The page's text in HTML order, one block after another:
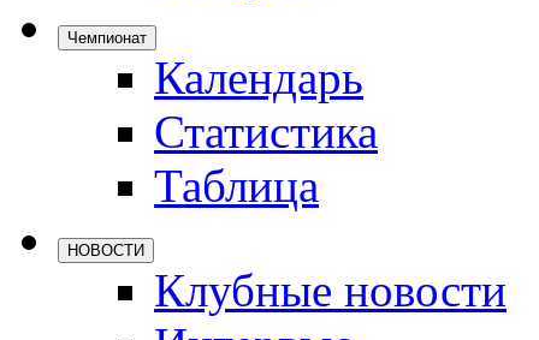
Чемпионат
Календарь
Статистика
Таблица
НОВОСТИ
Клубные новости